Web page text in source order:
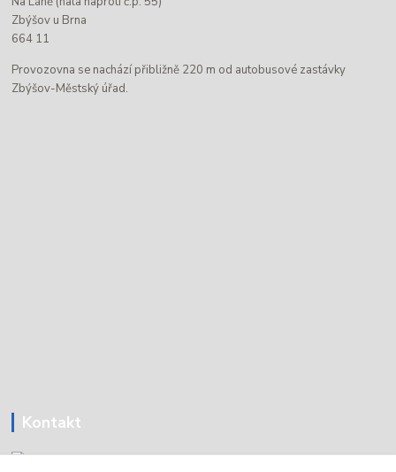
Zbýšov u Brna
664 11
Provozovna se nachází přibližně 220 m od autobusové zastávky
Zbýšov-Městský úřad.
Kontakt